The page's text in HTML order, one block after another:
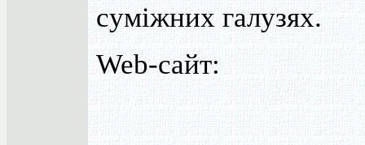
суміжних галузях.
Web-сайт: